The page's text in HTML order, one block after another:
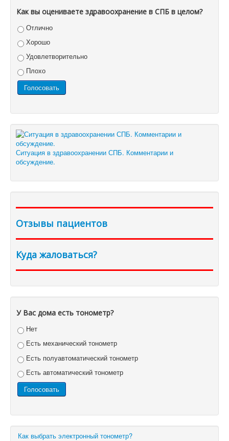
Как вы оцениваете здравоохранение в СПБ в целом?
Отлично
Хорошо
Удовлетворительно
Плохо
Ситуация в здравоохранении СПБ. Комментарии и
обсуждение.
Отзывы пациентов
Куда жаловаться?
У Вас дома есть тонометр?
Нет
Есть механический тонометр
Есть полуавтоматический тонометр
Есть автоматический тонометр
Как выбрать электронный тонометр?